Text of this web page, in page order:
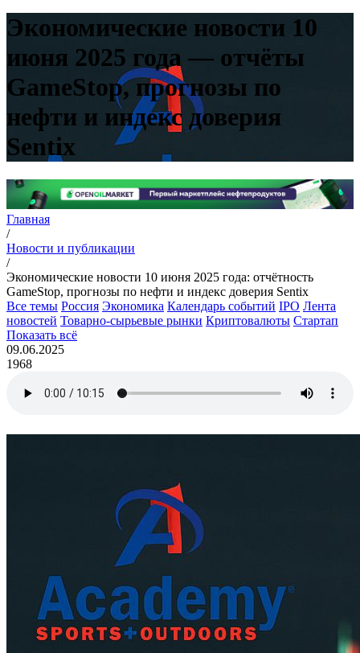
Экономические новости 10
июня 2025 года — отчёты
GameStop, прогнозы по
нефти и индекс доверия
Sentix
Главная
/
Новости и публикации
/
Экономические новости 10 июня 2025 года: отчётность
GameStop, прогнозы по нефти и индекс доверия Sentix
Все темы Россия Экономика Календарь событий IPO Лента
новостей Товарно-сырьевые рынки Криптовалюты Стартап
Показать всё
09.06.2025
1968